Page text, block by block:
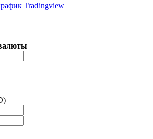
Tradingview